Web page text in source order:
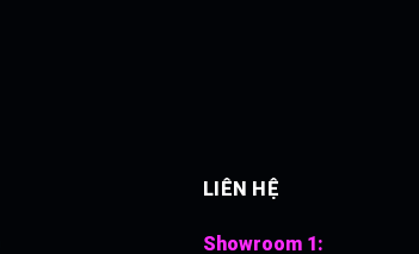
LIÊN HỆ
Showroom 1: